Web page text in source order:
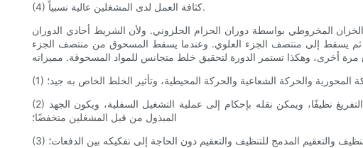
(4) كثافة العمل لدى المشغلين عالية نسبياً.
المخروطي بواسطة دوران الحزام الحلزوني. ولأن الشريط أحادي الدوران
ثم يسقط إلى منتصف الجزء العلوي. وعندما يسقط المسحوق من منتصف الجزء
المحورية والحركة الشعاعية والحركة المحيطية، وتأثير الخلط الخاص به جيد؛
(2) بعد اكتمال عملية الخلط، يمكن تفريغ مسحوق المادة تلقائيًا من الصمام السفلي بالاعتماد على عكس شفرة التقليب الشريطية، ويكون التفريغ نظيفًا، ويمكن نقله بإحكام إلى عملية التشغيل السفلية، ويكون الجهد
المبذول من قبل المشغلين منخفضًا؛
والتعقيم المدمج للتنظيف والتعقيم دون الحاجة إلى تفكيكه بين الدفعات؛